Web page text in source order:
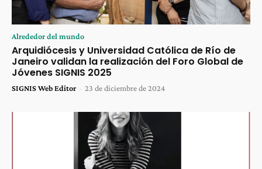
Alrededor del mundo
Arquidiócesis y Universidad Católica de Río de
Janeiro validan la realización del Foro Global de
Jóvenes SIGNIS 2025
SIGNIS Web Editor - 23 de diciembre de 2024